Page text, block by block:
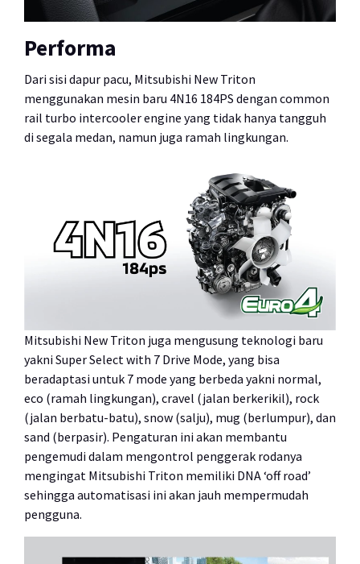
Performa
Dari sisi dapur pacu, Mitsubishi New Triton
menggunakan mesin baru 4N16 184PS dengan common
rail turbo intercooler engine yang tidak hanya tangguh
di segala medan, namun juga ramah lingkungan.
Mitsubishi New Triton juga mengusung teknologi baru
yakni Super Select with 7 Drive Mode, yang bisa
beradaptasi untuk 7 mode yang berbeda yakni normal,
eco (ramah lingkungan), cravel (jalan berkerikil), rock
(jalan berbatu-batu), snow (salju), mug (berlumpur), dan
sand (berpasir). Pengaturan ini akan membantu
pengemudi dalam mengontrol penggerak rodanya
mengingat Mitsubishi Triton memiliki DNA ‘off road’
sehingga automatisasi ini akan jauh mempermudah
pengguna.